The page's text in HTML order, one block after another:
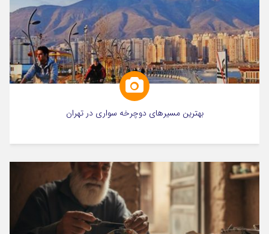
بهترین مسیرهای دوچرخه سواری در تهران